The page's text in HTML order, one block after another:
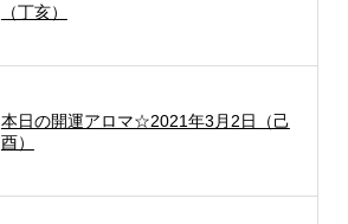
（丁亥）
本日の開運アロマ☆2021年3月2日（己
酉）